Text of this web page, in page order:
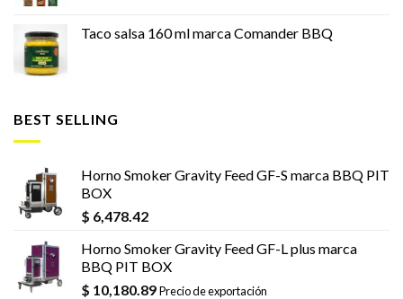
Taco salsa 160 ml marca Comander BBQ
BEST SELLING
Horno Smoker Gravity Feed GF-S marca BBQ PIT
BOX
$ 6,478.42
Horno Smoker Gravity Feed GF-L plus marca
BBQ PIT BOX
$ 10,180.89Precio de exportación